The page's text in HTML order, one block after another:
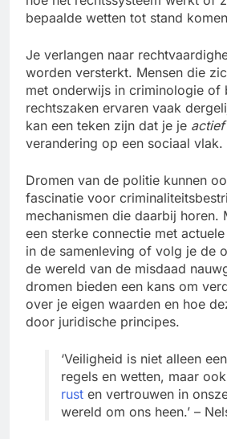
bepaalde wetten tot stand
Je verlangen naar
worden versterkt. Mensen die
met onderwijs in criminologie of
rechtszaken ervaren vaak
kan een teken zijn dat je je
verandering op een sociaal vlak.
Dromen van de politie kunnen
fascinatie voor
mechanismen die daarbij horen.
een sterke connectie met
in de samenleving of volg je de
de wereld van de misdaad
dromen bieden een kans om
over je eigen waarden en hoe
door juridische principes.
‘Veiligheid is niet alleen
regels en wetten, maar
rust en vertrouwen in
wereld om ons heen.’ –